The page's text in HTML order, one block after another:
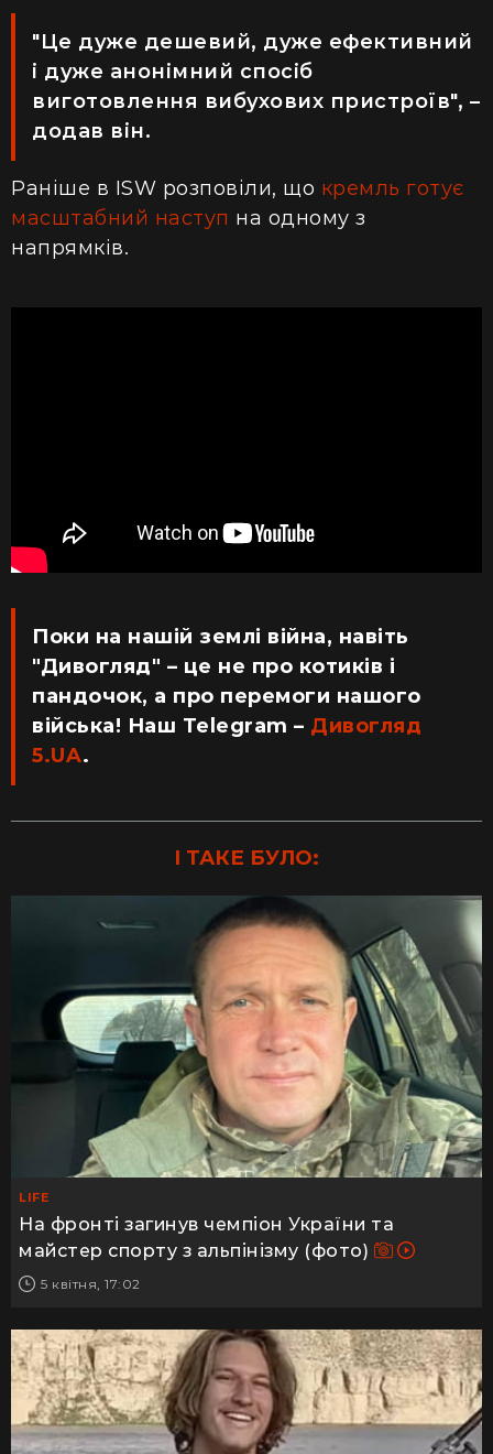
"Це дуже дешевий, дуже ефективний
і дуже анонімний спосіб
виготовлення вибухових пристроїв", –
додав він.
Раніше в ISW розповіли, що кремль готує
масштабний наступ на одному з
напрямків.
Поки на нашій землі війна, навіть
"Дивогляд" – це не про котиків і
пандочок, а про перемоги нашого
війська! Наш Telegram – Дивогляд
5.UA.
І ТАКЕ БУЛО:
LIFE
На фронті загинув чемпіон України та
майстер спорту з альпінізму (фото)
5 квітня, 17:02